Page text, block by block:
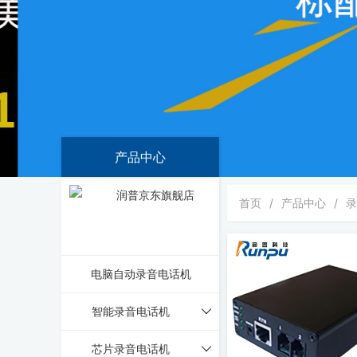
产品中心
电脑自动录音电话机
智能录音电话机
芯片录音电话机
首页 / 产品中心 /